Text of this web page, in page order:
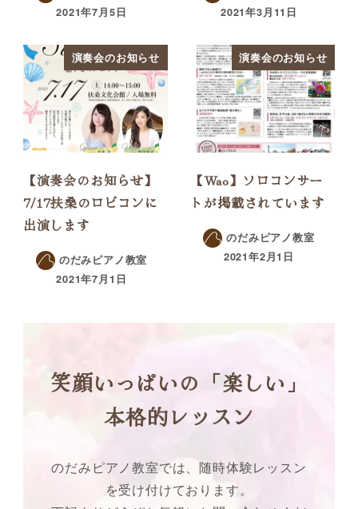
2021年7月5日
2021年3月11日
演奏会のお知らせ
【演奏会のお知らせ】
7/17扶桑のロビコンに
出演します
のだみピアノ教室
2021年7月1日
演奏会のお知らせ
【Wao】ソロコンサー
トが掲載されています
のだみピアノ教室
2021年2月1日
笑顔いっぱいの「楽しい」
本格的レッスン
のだみピアノ教室では、随時体験レッスン
を受け付けております。